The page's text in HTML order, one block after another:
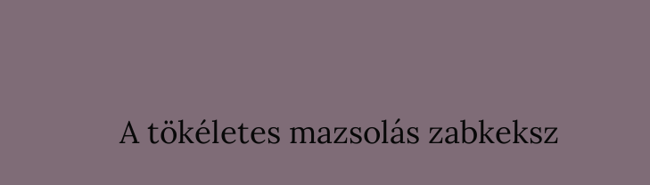
A tökéletes mazsolás zabkeksz